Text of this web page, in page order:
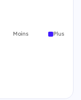
Moins Plus